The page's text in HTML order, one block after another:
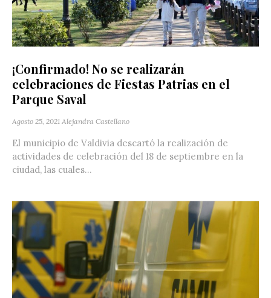
¡Confirmado! No se realizarán
celebraciones de Fiestas Patrias en el
Parque Saval
Agosto 25, 2021 Alejandra Castellano
El municipio de Valdivia descartó la realización de
actividades de celebración del 18 de septiembre en la
ciudad, las cuales...